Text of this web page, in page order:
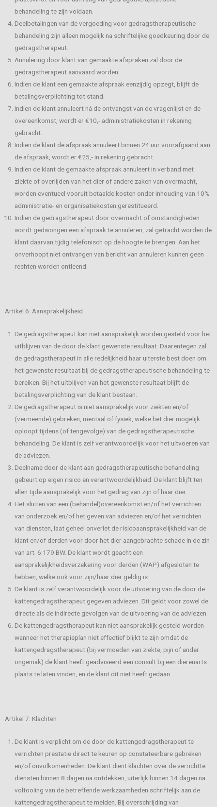
behandeling te zijn voldaan.
Deelbetalingen van de vergoeding voor gedragstherapeutische
behandeling zijn alleen mogelijk na schriftelijke goedkeuring door de
gedragstherapeut.
Annulering door klant van gemaakte afspraken zal door de
gedragstherapeut aanvaard worden.
Indien de klant een gemaakte afspraak eenzijdig opzegt, blijft de
betalingsverplichting tot stand.
Indien de klant annuleert ná de ontvangst van de vragenlijst en de
overeenkomst, wordt er €10,- administratiekosten in rekening
gebracht.
Indien de klant de afspraak annuleert binnen 24 uur voorafgaand aan
de afspraak, wordt er €25,- in rekening gebracht.
Indien de klant de gemaakte afspraak annuleert in verband met
ziekte of overlijden van het dier of andere zaken van overmacht,
worden eventueel vooruit betaalde kosten onder inhouding van 10%
administratie- en organisatiekosten gerestitueerd.
Indien de gedragstherapeut door overmacht of omstandigheden
wordt gedwongen een afspraak te annuleren, zal getracht worden de
klant daarvan tijdig telefonisch op de hoogte te brengen. Aan het
onverhoopt niet ontvangen van bericht van annuleren kunnen geen
rechten worden ontleend.
Artikel 6: Aansprakelijkheid
De gedragstherapeut kan niet aansprakelijk worden gesteld voor het
uitblijven van de door de klant gewenste resultaat. Daarentegen zal
de gedragstherapeut in alle redelijkheid haar uiterste best doen om
het gewenste resultaat bij de gedragstherapeutische behandeling te
bereiken. Bij het uitblijven van het gewenste resultaat blijft de
betalingsverplichting van de klant bestaan.
De gedragstherapeut is niet aansprakelijk voor ziekten en/of
(vermeende) gebreken, mentaal of fysiek, welke het dier mogelijk
oploopt tijdens (of tengevolge) van de gedragstherapeutische
behandeling. De klant is zelf verantwoordelijk voor het uitvoeren van
de adviezen.
Deelname door de klant aan gedragstherapeutische behandeling
gebeurt op eigen risico en verantwoordelijkheid. De klant blijft ten
allen tijde aansprakelijk voor het gedrag van zijn of haar dier.
Het sluiten van een (behandel)overeenkomst en/of het verrichten
van onderzoek en/of het geven van adviezen en/of het verrichten
van diensten, laat geheel onverlet de risicoaansprakelijkheid van de
klant en/of derden voor door het dier aangebrachte schade in de zin
van art. 6:179 BW. De klant wordt geacht een
aansprakelijkheidsverzekering voor derden (WAP) afgesloten te
hebben, welke ook voor zijn/haar dier geldig is.
De klant is zelf verantwoordelijk voor de uitvoering van de door de
kattengedragstherapeut gegeven adviezen. Dit geldt voor zowel de
directe als de indirecte gevolgen van de uitvoering van de adviezen.
De kattengedragstherapeut kan niet aansprakelijk gesteld worden
wanneer het therapieplan niet effectief blijkt te zijn omdat de
kattengedragstherapeut (bij vermoeden van ziekte, pijn of ander
ongemak) de klant heeft geadviseerd een consult bij een dierenarts
plaats te laten vinden, en de klant dit niet heeft gedaan.
Artikel 7: Klachten
De klant is verplicht om de door de kattengedragstherapeut te
verrichten prestatie direct te keuren op constateerbare gebreken
en/of onvolkomenheden. De klant dient klachten over de verrichtte
diensten binnen 8 dagen na ontdekken, uiterlijk binnen 14 dagen na
voltooiing van de betreffende werkzaamheden schriftelijk aan de
kattengedragstherapeut te melden. Bij overschrijding van